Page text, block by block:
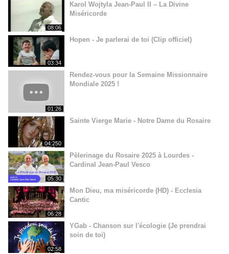
08:06
Karol Wojtyla Jean-Paul II – La Divine
Miséricorde
03:34
Hopen - Je parlerai de toi (Clip officiel)
01:26
Rendez-vous pour la Semaine Missionnaire
Mondiale 2025 !
04:250
Sainte Vierge Marie - Notre Dame du Rosaire
05:30
Pèlerinage du Rosaire 2025 à Lourdes -
Cardinal Jean-Paul Vesco
06:28
Mon Dieu, ma miséricorde (HD) - Ecclesia
Cantic
02:58
YGab - Chanson sur l'écologie (Je prendrai
soin de toi)